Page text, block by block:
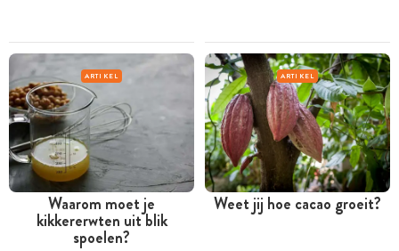
ARTIKEL
Waarom moet je
kikkererwten uit blik
spoelen?
ARTIKEL
Weet jij hoe cacao groeit?